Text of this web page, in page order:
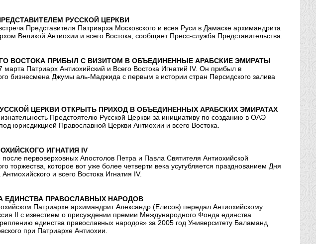
РУССКОЙ ЦЕРКВИ
Представителя Патриарха Московского и всея Руси в Дамаске архимандрита
Великой Антиохии и всего Востока, сообщает Пресс-служба Представительства.
ВОСТОКА ПРИБЫЛ С ВИЗИТОМ В ОБЪЕДИНЕННЫЕ АРАБСКИЕ ЭМИРАТЫ
Патриарх Антиохийский и Всего Востока Игнатий IV. Он прибыл в
бизнесмена Джумы аль-Маджида с первым в истории стран Персидского залива
ЦЕРКВИ ОТКРЫТЬ ПРИХОД В ОБЪЕДИНЕННЫХ АРАБСКИХ ЭМИРАТАХ
Предстоятелю Русской Церкви за инициативу по созданию в ОАЭ
юрисдикцией Православной Церкви Антиохии и всего Востока.
ИГНАТИЯ IV
первоверховных Апостолов Петра и Павла Святителя Антиохийской
торжества, которое вот уже более четверти века усугубляется празднованием Дня
и всего Востока Игнатия IV.
ЕДИНСТВА ПРАВОСЛАВНЫХ НАРОДОВ
Патриархе архимандрит Александр (Елисов) передал Антиохийскому
II с известием о присуждении премии Международного Фонда единства
единства православных народов» за 2005 год Университету Баламанд
при Патриархе Антиохии.